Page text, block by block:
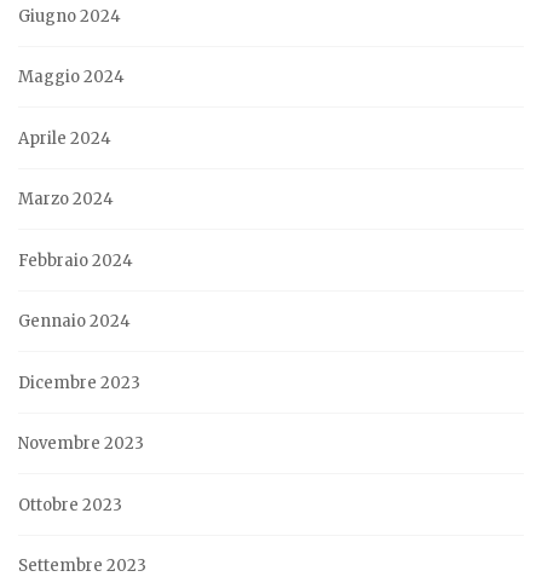
Giugno 2024
Maggio 2024
Aprile 2024
Marzo 2024
Febbraio 2024
Gennaio 2024
Dicembre 2023
Novembre 2023
Ottobre 2023
Settembre 2023